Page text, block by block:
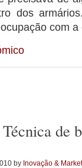
dos
com
de
by Inovação &